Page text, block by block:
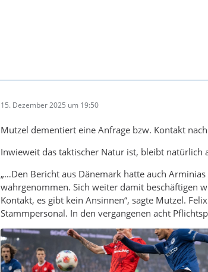
15. Dezember 2025 um 19:50
Mutzel dementiert eine Anfrage bzw. Kontakt
Inwieweit das taktischer Natur ist, bleibt natürlich
„…Den Bericht aus Dänemark hatte auch
wahrgenommen. Sich weiter damit beschäftigen
Kontakt, es gibt kein Ansinnen“, sagte Mutzel.
Stammpersonal. In den vergangenen acht